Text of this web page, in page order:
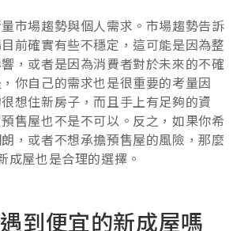
市場趨勢與個人需求。市場趨勢告訴
前確實有些不穩定，這可能是因為整
，或者是因為消費者對於未來的不確
你自己的需求也是很重要的考量因
想住新房子，而且手上有足夠的資
售屋也不是不可以。反之，如果你希
，或者不想承擔預售屋的風險，那麼
成屋也是合理的選擇。
到便宜的新成屋嗎